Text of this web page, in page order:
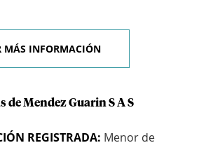
MÁS INFORMACIÓN
de Mendez Guarin S A S
REGISTRADA: Menor de